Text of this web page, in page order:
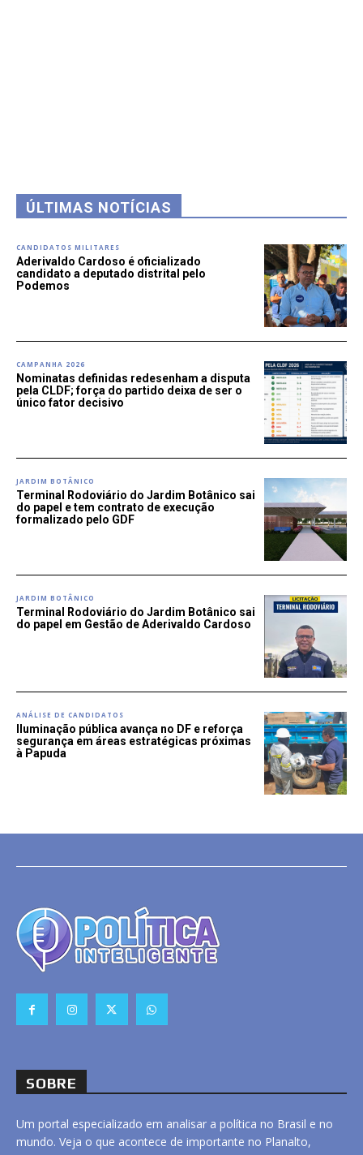
ÚLTIMAS NOTÍCIAS
CANDIDATOS MILITARES
Aderivaldo Cardoso é oficializado
candidato a deputado distrital pelo
Podemos
CAMPANHA 2026
Nominatas definidas redesenham a disputa
pela CLDF; força do partido deixa de ser o
único fator decisivo
JARDIM BOTÂNICO
Terminal Rodoviário do Jardim Botânico sai
do papel e tem contrato de execução
formalizado pelo GDF
JARDIM BOTÂNICO
Terminal Rodoviário do Jardim Botânico sai
do papel em Gestão de Aderivaldo Cardoso
ANÁLISE DE CANDIDATOS
Iluminação pública avança no DF e reforça
segurança em áreas estratégicas próximas
à Papuda
SOBRE
Um portal especializado em analisar a política no Brasil e no
mundo. Veja o que acontece de importante no Planalto,